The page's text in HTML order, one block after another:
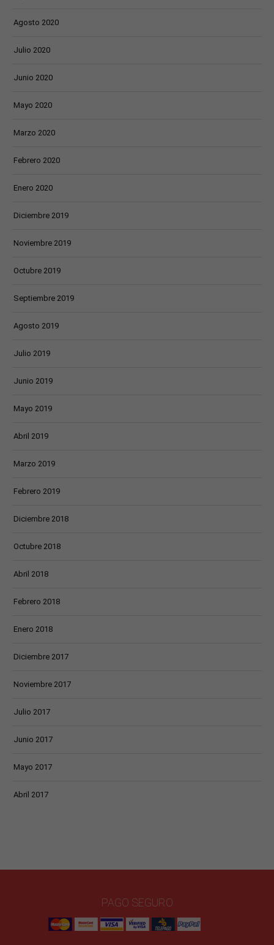
Agosto 2020
Julio 2020
Junio 2020
Mayo 2020
Marzo 2020
Febrero 2020
Enero 2020
Diciembre 2019
Noviembre 2019
Octubre 2019
Septiembre 2019
Agosto 2019
Julio 2019
Junio 2019
Mayo 2019
Abril 2019
Marzo 2019
Febrero 2019
Diciembre 2018
Octubre 2018
Abril 2018
Febrero 2018
Enero 2018
Diciembre 2017
Noviembre 2017
Julio 2017
Junio 2017
Mayo 2017
Abril 2017
PAGO SEGURO